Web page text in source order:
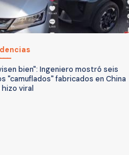
bien": Ingeniero mostró seis
"camuflados" fabricados en China
viral